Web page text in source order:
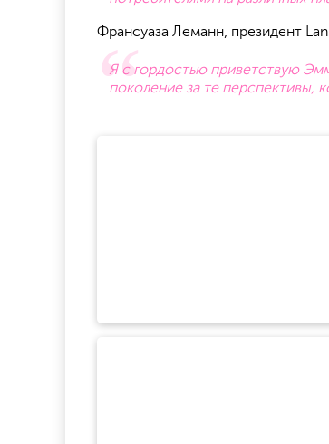
Франсуаза Леманн, президент
Я с гордостью приветствую
поколение за те перспективы,